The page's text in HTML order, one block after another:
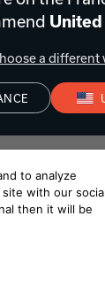
a different
to analyze
with our social
then it will be